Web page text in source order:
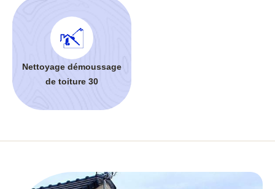
Nettoyage démoussage
de toiture 30